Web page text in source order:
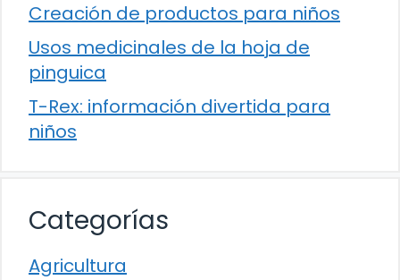
Creación de productos para niños
Usos medicinales de la hoja de
pinguica
T-Rex: información divertida para
niños
Categorías
Agricultura